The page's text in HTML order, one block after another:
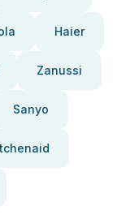
Haier
Zanussi
Sanyo